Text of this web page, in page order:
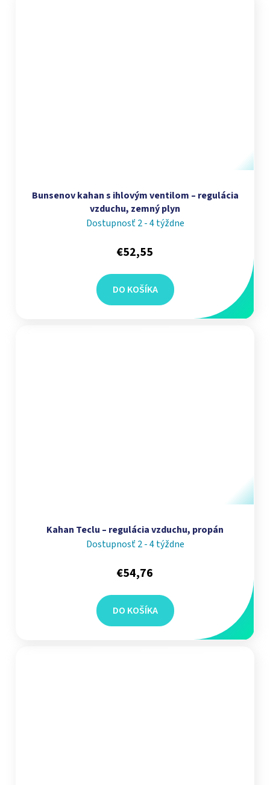
Bunsenov kahan s ihlovým ventilom – regulácia
vzduchu, zemný plyn
Dostupnosť 2 - 4 týždne
€52,55
DO KOŠÍKA
Kahan Teclu – regulácia vzduchu, propán
Dostupnosť 2 - 4 týždne
€54,76
DO KOŠÍKA